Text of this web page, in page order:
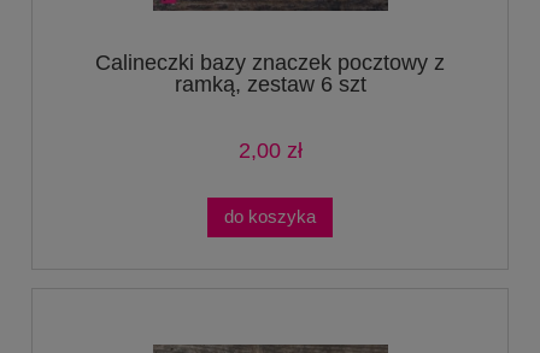
Calineczki bazy znaczek pocztowy z
ramką, zestaw 6 szt
2,00 zł
do koszyka